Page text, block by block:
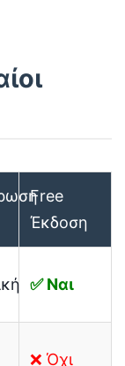
Free
Έκδοση
✅ Ναι
❌ Όχι